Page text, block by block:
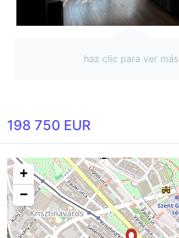
haz clic para ver más
198 750 EUR
+
−